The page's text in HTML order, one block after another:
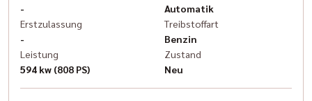
-
Erstzulassung
-
Leistung
594 kw (808 PS)
Automatik
Treibstoffart
Benzin
Zustand
Neu